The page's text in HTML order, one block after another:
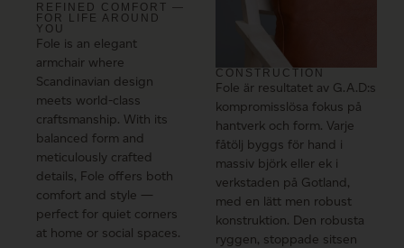
REFINED COMFORT —
FOR LIFE AROUND
YOU
Fole is an elegant
armchair where
Scandinavian design
meets world-class
craftsmanship. With its
balanced form and
meticulously crafted
details, Fole offers both
comfort and style —
perfect for quiet corners
at home or social spaces.
CONSTRUCTION
Fole är resultatet av G.A.D:s
kompromisslösa fokus på
hantverk och form. Varje
fåtölj byggs för hand i
massiv björk eller ek i
verkstaden på Gotland,
med en lätt men robust
konstruktion. Den robusta
ryggen, stoppade sitsen